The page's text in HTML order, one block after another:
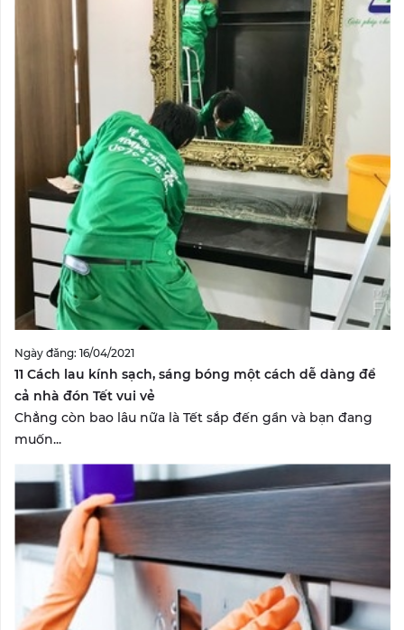
Ngày đăng: 16/04/2021
11 Cách lau kính sạch, sáng bóng một cách dễ dàng để
cả nhà đón Tết vui vẻ
Chẳng còn bao lâu nữa là Tết sắp đến gần và bạn đang
muốn...